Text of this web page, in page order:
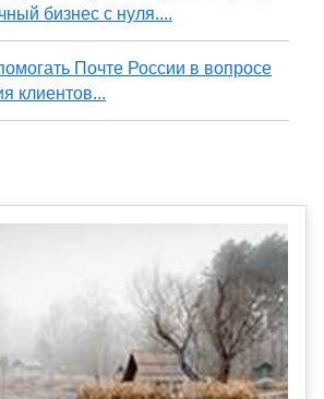
бизнес с нуля....
Почте России в вопросе
клиентов...